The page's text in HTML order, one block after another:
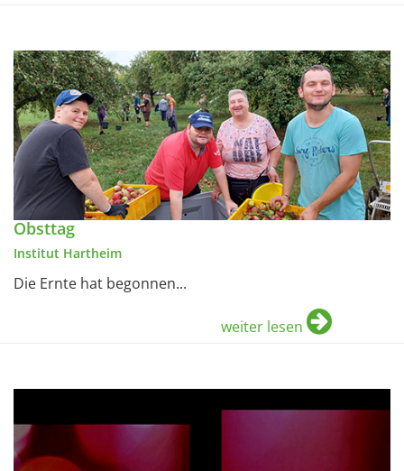
Obsttag
Institut Hartheim
Die Ernte hat begonnen...
weiter lesen